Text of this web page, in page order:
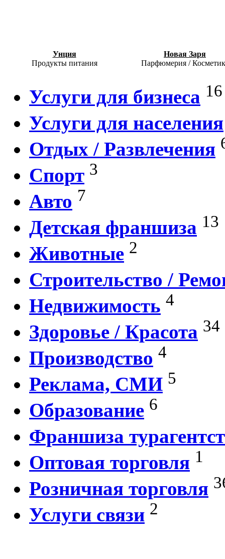
Унция
Продукты питания
Новая Заря
Парфюмерия /
Услуги для бизнеса 16
Услуги для населения
Отдых / Развлечения
Спорт 3
Авто 7
Детская франшиза 13
Животные 2
Строительство /
Недвижимость 4
Здоровье / Красота 34
Производство 4
Реклама, СМИ 5
Образование 6
Франшиза
Оптовая торговля 1
Розничная торговля
Услуги связи 2